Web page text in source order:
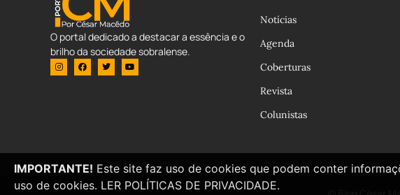
O portal dedicado a destacar a essência e o
brilho da sociedade sobralense.
Notícias
Agenda
Coberturas
Revista
Colunistas
IMPORTANTE! Este site faz uso de cookies que podem conter
uso de cookies. LER POLÍTICAS DE PRIVACIDADE.